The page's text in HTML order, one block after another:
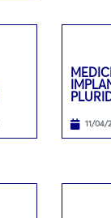
11/04/